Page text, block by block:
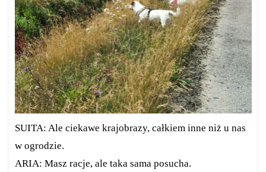
SUITA: Ale ciekawe krajobrazy, całkiem inne niż u nas
w ogrodzie.
ARIA: Masz racje, ale taka sama posucha.